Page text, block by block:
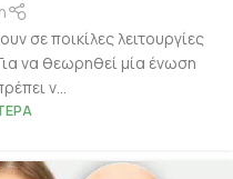
σε ποικίλες λειτουργίες
να θεωρηθεί μία ένωση
ν...